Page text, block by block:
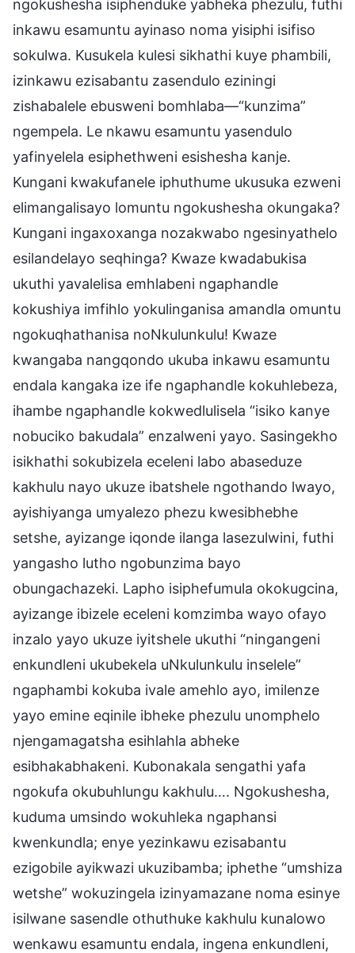
ngokushesha isiphenduke yabheka phezulu, futhi
inkawu esamuntu ayinaso noma yisiphi isifiso
sokulwa. Kusukela kulesi sikhathi kuye phambili,
izinkawu ezisabantu zasendulo eziningi
zishabalele ebusweni bomhlaba—“kunzima”
ngempela. Le nkawu esamuntu yasendulo
yafinyelela esiphethweni esishesha kanje.
Kungani kwakufanele iphuthume ukusuka ezweni
elimangalisayo lomuntu ngokushesha okungaka?
Kungani ingaxoxanga nozakwabo ngesinyathelo
esilandelayo seqhinga? Kwaze kwadabukisa
ukuthi yavalelisa emhlabeni ngaphandle
kokushiya imfihlo yokulinganisa amandla omuntu
ngokuqhathanisa noNkulunkulu! Kwaze
kwangaba nangqondo ukuba inkawu esamuntu
endala kangaka ize ife ngaphandle kokuhlebeza,
ihambe ngaphandle kokwedlulisela “isiko kanye
nobuciko bakudala” enzalweni yayo. Sasingekho
isikhathi sokubizela eceleni labo abaseduze
kakhulu nayo ukuze ibatshele ngothando lwayo,
ayishiyanga umyalezo phezu kwesibhebhe
setshe, ayizange iqonde ilanga lasezulwini, futhi
yangasho lutho ngobunzima bayo
obungachazeki. Lapho isiphefumula okokugcina,
ayizange ibizele eceleni komzimba wayo ofayo
inzalo yayo ukuze iyitshele ukuthi “ningangeni
enkundleni ukubekela uNkulunkulu inselele”
ngaphambi kokuba ivale amehlo ayo, imilenze
yayo emine eqinile ibheke phezulu unomphelo
njengamagatsha esihlahla abheke
esibhakabhakeni. Kubonakala sengathi yafa
ngokufa okubuhlungu kakhulu…. Ngokushesha,
kuduma umsindo wokuhleka ngaphansi
kwenkundla; enye yezinkawu ezisabantu
ezigobile ayikwazi ukuzibamba; iphethe “umshiza
wetshe” wokuzingela izinyamazane noma esinye
isilwane sasendle othuthuke kakhulu kunalowo
wenkawu esamuntu endala, ingena enkundleni,